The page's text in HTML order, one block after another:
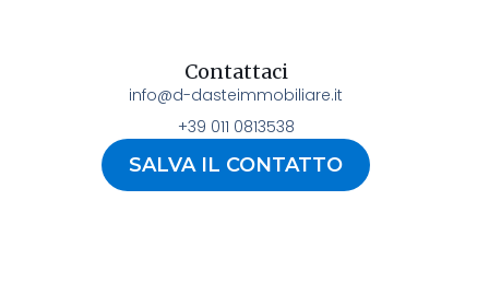
Contattaci
info@d-dasteimmobiliare.it
+39 011 0813538
SALVA IL CONTATTO